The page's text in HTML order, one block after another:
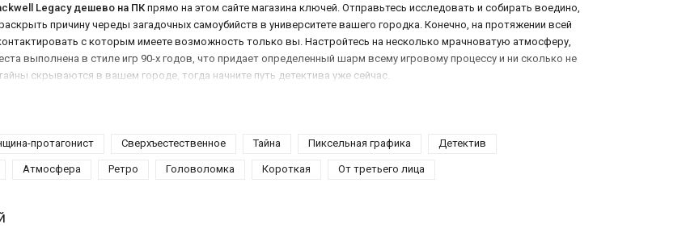
Legacy дешево на ПКпрямо на этом сайте магазина ключей. Отправьтесь исследовать и собирать воедино,
причину череды загадочных самоубийств в университете вашего городка. Конечно, на протяжении всей
с которым имеете возможность только вы. Настройтесь на несколько мрачноватую атмосферу,
выполнена в стиле игр 90-х годов, что придает определенный шарм всему игровому процессу и ни сколько не
скрываются в вашем городе, тогда начните путь детектива уже сейчас.
протагонист Сверхъестественное Тайна Пиксельная графика Детектив
Атмосфера Ретро Головоломка Короткая От третьего лица